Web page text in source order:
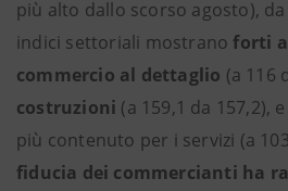
più alto dallo scorso agosto),
indici settoriali mostrano forti
commercio al dettaglio (a 116
costruzioni (a 159,1 da 157,2),
più contenuto per i servizi (a
fiducia dei commercianti ha